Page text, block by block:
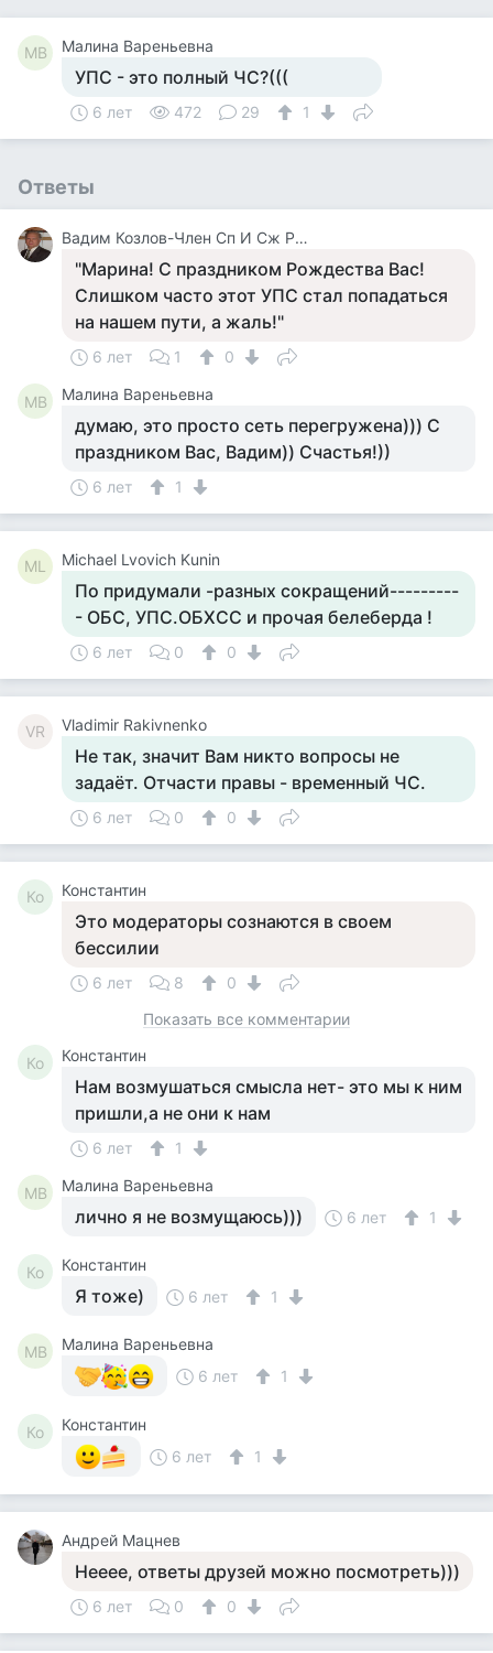
МВ Малина Вареньевна
УПС - это полный ЧС?(((
6 лет 472 29 1
Ответы
Вадим Козлов-Член Сп И Сж России.будут Вопросы -Звоните 8 926 571 18 95
"Марина! С праздником Рождества Вас!
Слишком часто этот УПС стал попадаться
на нашем пути, а жаль!"
6 лет 1 0
МВ Малина Вареньевна
думаю, это просто сеть перегружена))) С
праздником Вас, Вадим)) Счастья!))
6 лет 1
ML Michael Lvovich Kunin
По придумали -разных сокращений---------
- ОБС, УПС.ОБХСС и прочая белеберда !
6 лет 0 0
VR Vladimir Rakivnenko
Не так, значит Вам никто вопросы не
задаёт. Отчасти правы - временный ЧС.
6 лет 0 0
Ко Константин
Это модераторы сознаются в своем
бессилии
6 лет 8
0
Показать все комментарии
Ко Константин
Нам возмушаться смысла нет- это мы к ним
пришли,а не они к нам
6 лет 1
МВ Малина Вареньевна
лично я не возмущаюсь))) 6 лет 1
Ко Константин
Я тоже) 6 лет 1
МВ
Малина Вареньевна
6 лет
1
Ко
Константин
6 лет
1
Андрей Мацнев
Нееее, ответы друзей можно посмотреть)))
6 лет 0 0